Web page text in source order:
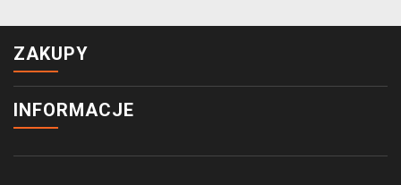
ZAKUPY
INFORMACJE